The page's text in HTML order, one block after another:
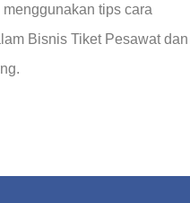
tips cara
Bisnis Tiket Pesawat dan